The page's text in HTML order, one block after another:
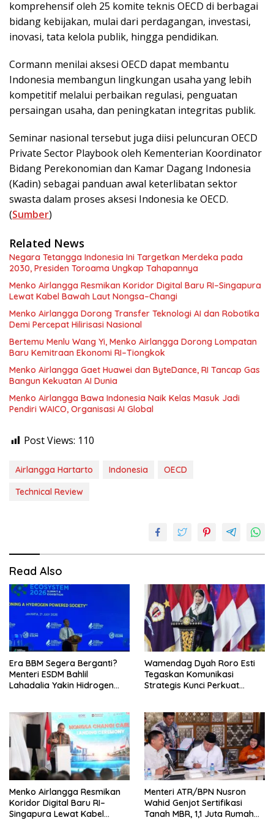
komprehensif oleh 25 komite teknis OECD di berbagai
bidang kebijakan, mulai dari perdagangan, investasi,
inovasi, tata kelola publik, hingga pendidikan.
Cormann menilai aksesi OECD dapat membantu
Indonesia membangun lingkungan usaha yang lebih
kompetitif melalui perbaikan regulasi, penguatan
persaingan usaha, dan peningkatan integritas publik.
Seminar nasional tersebut juga diisi peluncuran OECD
Private Sector Playbook oleh Kementerian Koordinator
Bidang Perekonomian dan Kamar Dagang Indonesia
(Kadin) sebagai panduan awal keterlibatan sektor
swasta dalam proses aksesi Indonesia ke OECD.
(Sumber)
Related News
Negara Tetangga Indonesia Ini Targetkan Merdeka pada
2030, Presiden Toroama Ungkap Tahapannya
Menko Airlangga Resmikan Koridor Digital Baru RI–Singapura
Lewat Kabel Bawah Laut Nongsa–Changi
Menko Airlangga Dorong Transfer Teknologi AI dan Robotika
Demi Percepat Hilirisasi Nasional
Bertemu Menlu Wang Yi, Menko Airlangga Dorong Lompatan
Baru Kemitraan Ekonomi RI–Tiongkok
Menko Airlangga Gaet Huawei dan ByteDance, RI Tancap Gas
Bangun Kekuatan AI Dunia
Menko Airlangga Bawa Indonesia Naik Kelas Masuk Jadi
Pendiri WAICO, Organisasi AI Global
Post Views: 110
Airlangga Hartarto Indonesia
OECD
Technical Review
Read Also
Era BBM Segera Berganti?
Menteri ESDM Bahlil
Lahadalia Yakin Hidrogen
Wamendag Dyah Roro Esti
Tegaskan Komunikasi
Strategis Kunci Perkuat
Menko Airlangga Resmikan
Koridor Digital Baru RI–
Singapura Lewat Kabel
Menteri ATR/BPN Nusron
Wahid Genjot Sertifikasi
Tanah MBR, 1,1 Juta Rumah